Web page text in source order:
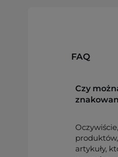
FAQ
Czy
artykuły,